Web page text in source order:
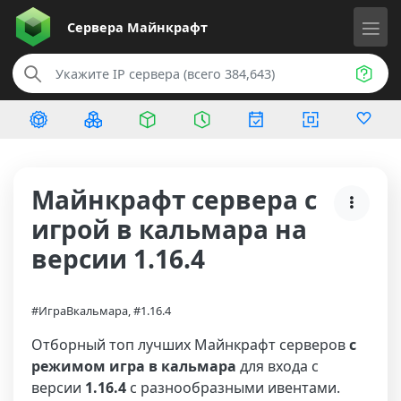
Сервера Майнкрафт
Майнкрафт сервера с
игрой в кальмара на
версии 1.16.4
#ИграВкальмара, #1.16.4
Отборный топ лучших Майнкрафт серверовс
режимом игра в кальмара для входа с
версии 1.16.4 с разнообразными ивентами.